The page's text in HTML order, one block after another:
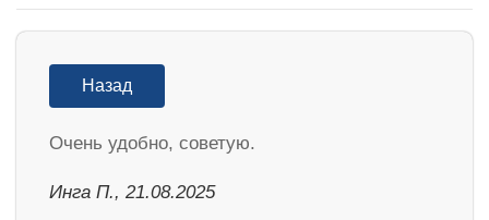
Назад
Очень удобно, советую.
Инга П., 21.08.2025